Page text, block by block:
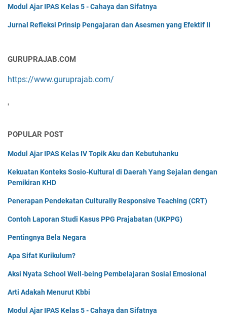
Modul Ajar IPAS Kelas 5 - Cahaya dan Sifatnya
Jurnal Refleksi Prinsip Pengajaran dan Asesmen yang Efektif II
GURUPRAJAB.COM
https://www.guruprajab.com/
'
POPULAR POST
Modul Ajar IPAS Kelas IV Topik Aku dan Kebutuhanku
Kekuatan Konteks Sosio-Kultural di Daerah Yang Sejalan dengan
Pemikiran KHD
Penerapan Pendekatan Culturally Responsive Teaching (CRT)
Contoh Laporan Studi Kasus PPG Prajabatan (UKPPG)
Pentingnya Bela Negara
Apa Sifat Kurikulum?
Aksi Nyata School Well-being Pembelajaran Sosial Emosional
Arti Adakah Menurut Kbbi
Modul Ajar IPAS Kelas 5 - Cahaya dan Sifatnya